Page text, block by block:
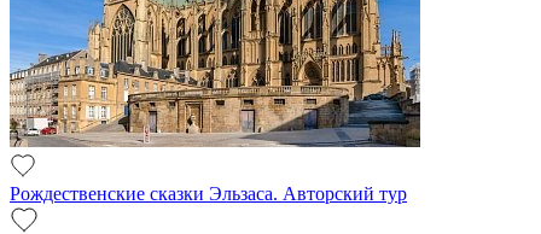
Рождественские сказки Эльзаса. Авторский тур